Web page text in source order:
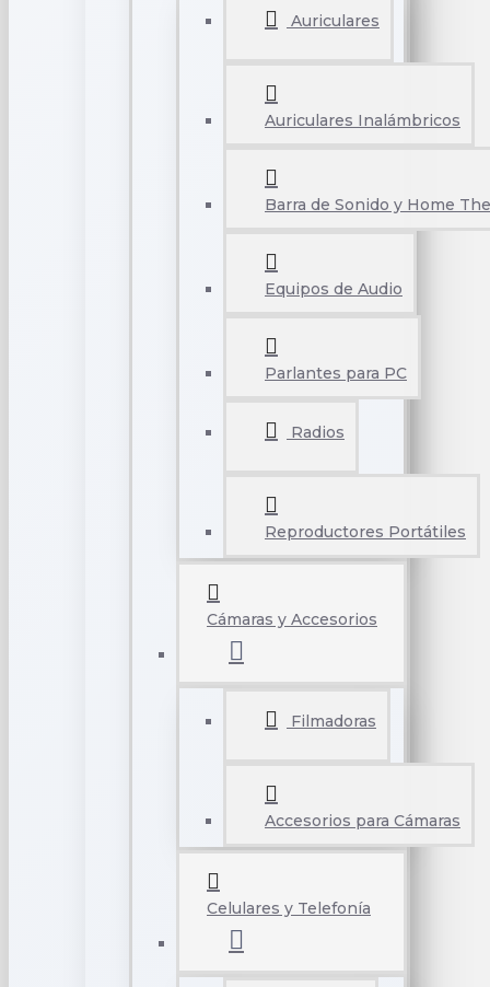
Auriculares
Auriculares Inalámbricos
Barra de Sonido y Home
Equipos de Audio
Parlantes para PC
Radios
Reproductores Portátiles
Cámaras y Accesorios
Filmadoras
Accesorios para Cámaras
Celulares y Telefonía